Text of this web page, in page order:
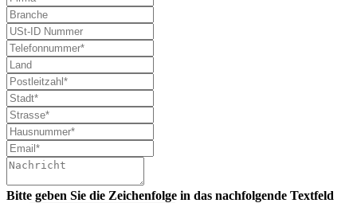
Bitte geben Sie die Zeichenfolge in das nachfolgende Textfeld